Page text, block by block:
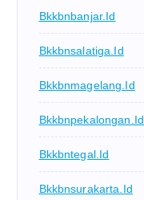
Bkkbnbanjar.id
Bkkbnsalatiga.id
Bkkbnmagelang.id
Bkkbnpekalongan.id
Bkkbntegal.id
Bkkbnsurakarta.id